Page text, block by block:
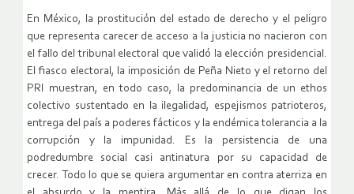
En México, la prostitución del estado de derecho y el peligro
que representa carecer de acceso a la justicia no nacieron con
el fallo del tribunal electoral que validó la elección presidencial.
El fiasco electoral, la imposición de Peña Nieto y el retorno del
PRI muestran, en todo caso, la predominancia de un ethos
colectivo sustentado en la ilegalidad, espejismos patrioteros,
entrega del país a poderes fácticos y la endémica tolerancia a la
corrupción y la impunidad. Es la persistencia de una
podredumbre social casi antinatura por su capacidad de
crecer. Todo lo que se quiera argumentar en contra aterriza en